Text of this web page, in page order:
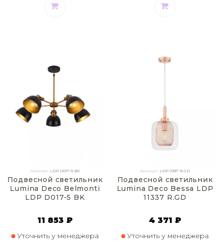
Артикул: LDP D017-5 BK
Подвесной светильник
Lumina Deco Belmonti
LDP D017-5 BK
11 853 ₽
Уточнить у менеджера
Артикул: LDP 11337 R.GD
Подвесной светильник
Lumina Deco Bessa LDP
11337 R.GD
4 371 ₽
Уточнить у менеджера